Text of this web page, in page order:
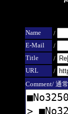
Name
/
E-Mail
/
Title
/
URL
/
Comment/ 通